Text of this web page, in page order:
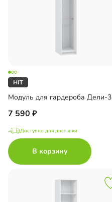
Модуль для гардероба Дели-3
7 590
Доступно для доставки
В корзину